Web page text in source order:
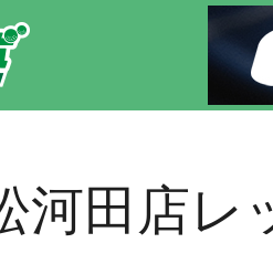
ュールのお知らせのページです。新宿区、若松河田で気軽にゴル
河田店レ